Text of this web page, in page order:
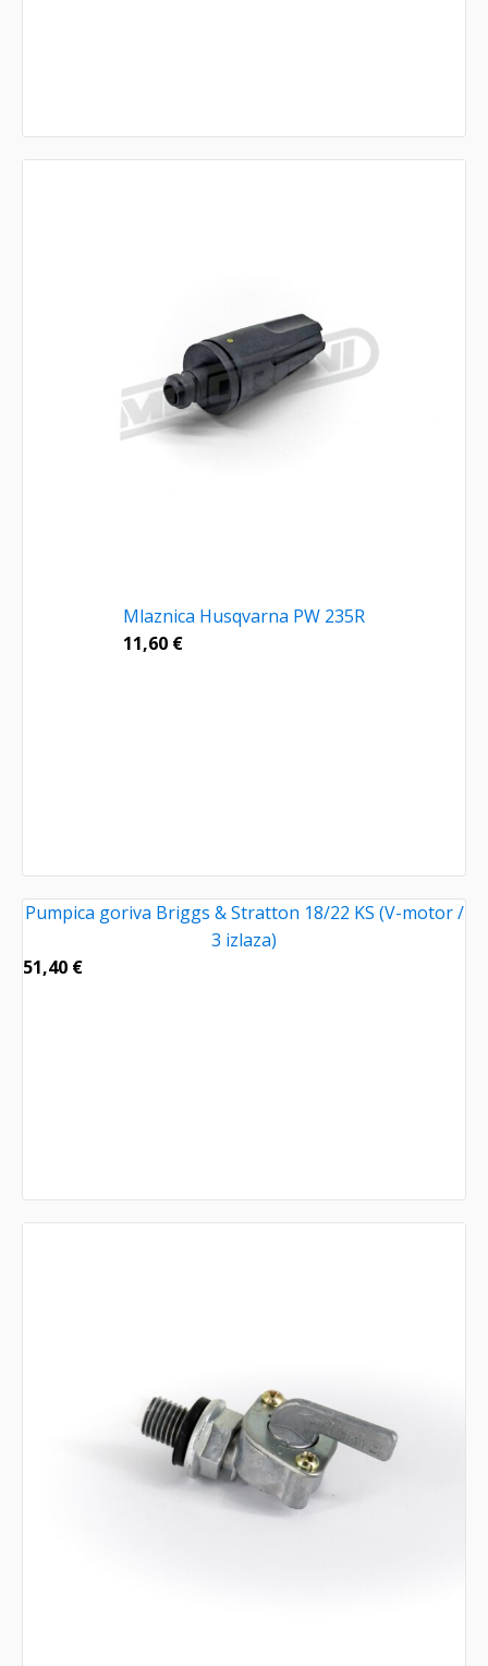
Mlaznica Husqvarna PW 235R
11,60 €
Pumpica goriva Briggs & Stratton 18/22 KS (V-motor /
3 izlaza)
51,40 €